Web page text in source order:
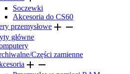
Soczewki
Akcesoria do CS60
przemysłowe  
główne
Części zamienne
 